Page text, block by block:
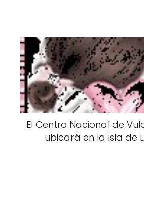
El Centro Nacional de
ubicará en la isla de